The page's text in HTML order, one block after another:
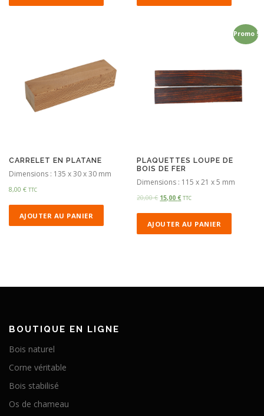
CARRELET EN PLATANE
Dimensions : 135 x 30 x 30 mm
8,00 € TTC
AJOUTER AU PANIER
Promo !
PLAQUETTES LOUPE DE
BOIS DE FER
Dimensions : 115 x 21 x 5 mm
20,00€ 15,00€ TTC
AJOUTER AU PANIER
BOUTIQUE EN LIGNE
Bois naturel
Corne véritable
Bois stabilisé
Os de chameau